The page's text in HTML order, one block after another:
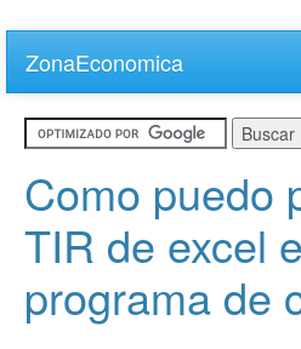
main
content
ZonaEconomica
Como puedo
TIR de excel
programa de